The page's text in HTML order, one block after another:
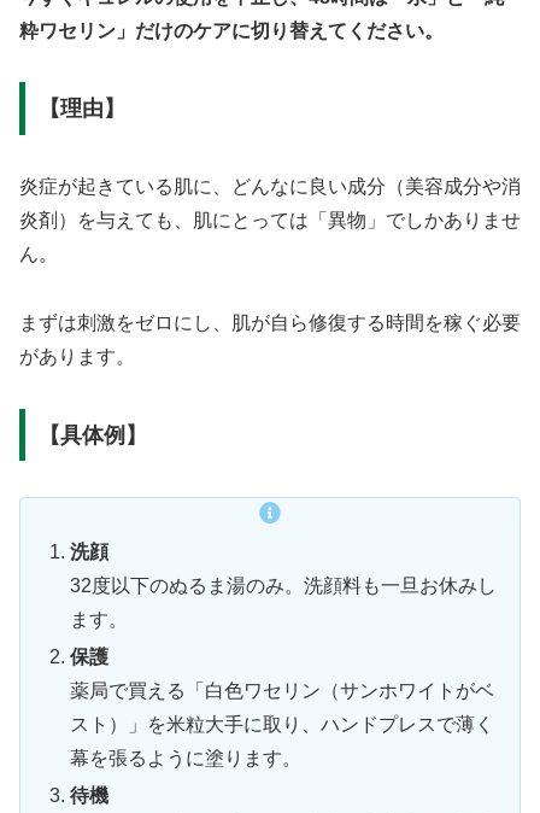
粋ワセリン」だけのケアに切り替えてください。
【理由】
炎症が起きている肌に、どんなに良い成分（美容成分や消
炎剤）を与えても、肌にとっては「異物」でしかありませ
ん。
まずは刺激をゼロにし、肌が自ら修復する時間を稼ぐ必要
があります。
【具体例】
洗顔
32度以下のぬるま湯のみ。洗顔料も一旦お休みし
ます。
保護
薬局で買える「白色ワセリン（サンホワイトがベ
スト）」を米粒大手に取り、ハンドプレスで薄く
幕を張るように塗ります。
待機